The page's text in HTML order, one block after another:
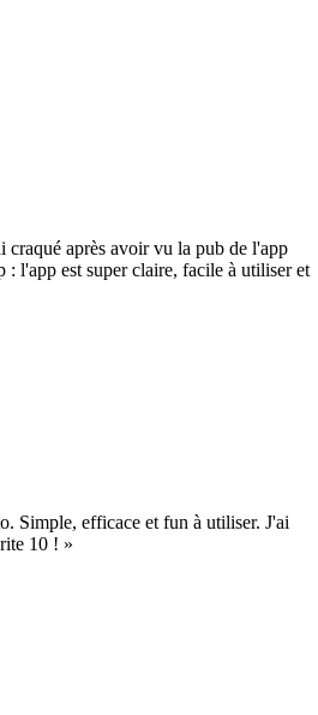
craqué après avoir vu la pub de l'app
: l'app est super claire, facile à utiliser et
Simple, efficace et fun à utiliser. J'ai
10 ! »